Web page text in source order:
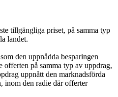
tillgängliga priset, på samma typ
landet.
den uppnådda besparingen
offerten på samma typ av uppdrag,
uppnått den marknadsförda
inom den radie där offerter